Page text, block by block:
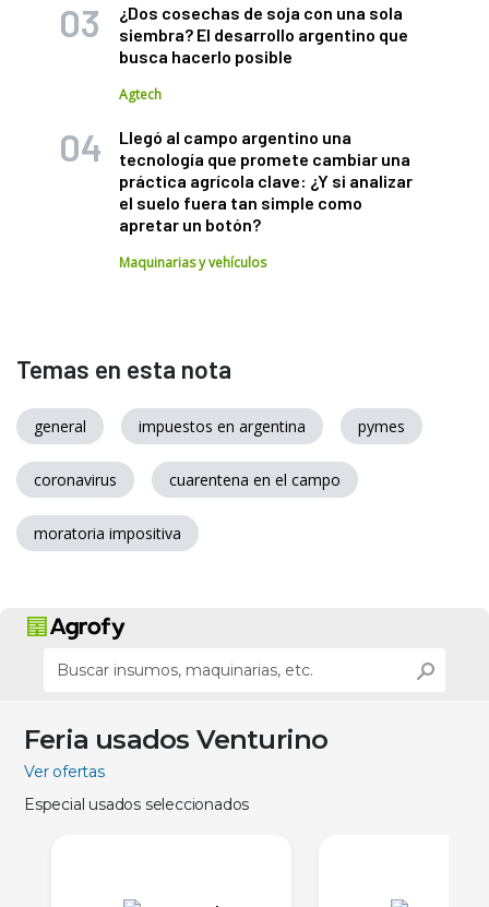
¿Dos cosechas de soja con una sola
siembra? El desarrollo argentino que
busca hacerlo posible
Agtech
Llegó al campo argentino una
tecnología que promete cambiar una
práctica agrícola clave: ¿Y si analizar
el suelo fuera tan simple como
apretar un botón?
Maquinarias y vehículos
Temas en esta nota
general impuestos en argentina pymes
coronavirus cuarentena en el campo
moratoria impositiva
Feria usados Venturino
Ver ofertas
Especial usados seleccionados